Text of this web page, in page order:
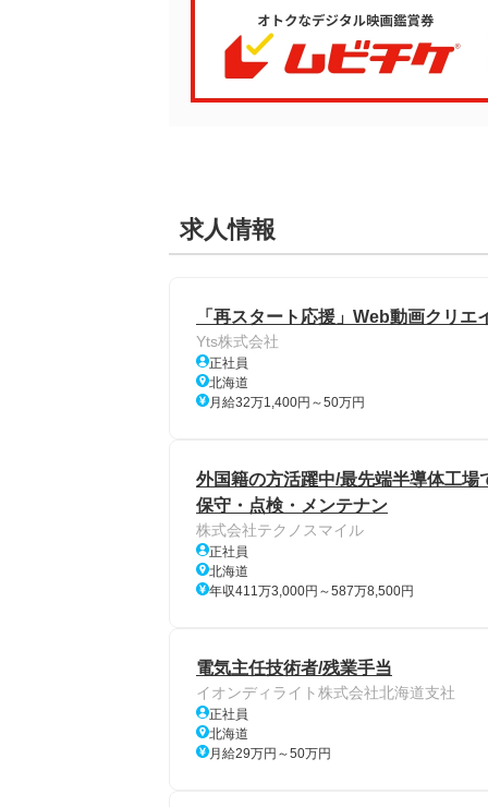
求人情報
「再スタート応援」Web動画クリ
Yts株式会社
正社員
北海道
月給32万1,400円～50万円
外国籍の方活躍中/最先端半導体工
保守・点検・メンテナン
株式会社テクノスマイル
正社員
北海道
年収411万3,000円～587万8,500円
電気主任技術者/残業手当
イオンディライト株式会社北海道支社
正社員
北海道
月給29万円～50万円